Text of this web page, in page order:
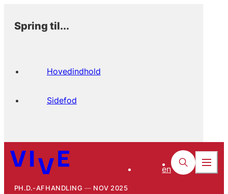
Spring til...
Hovedindhold
Sidefod
en
PH.D.-AFHANDLING NOV 2025